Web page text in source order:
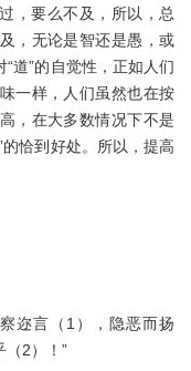
，要么不及，所以，总
，无论是智还是愚，或
道”的自觉性，正如人们
一样，人们虽然也在按
，在大多数情况下不是
恰到好处。所以，提高
迩言（1），隐恶而扬
（2）！”